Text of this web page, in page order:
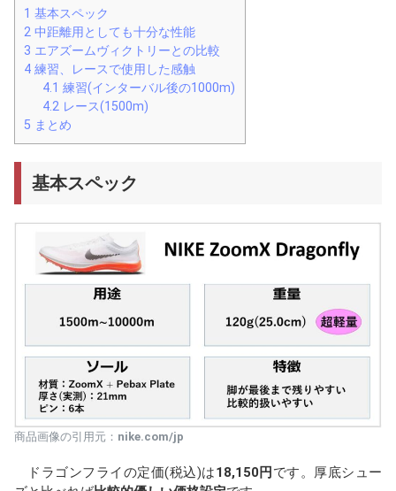
1 基本スペック
2 中距離用としても十分な性能
3 エアズームヴィクトリーとの比較
4 練習、レースで使用した感触
4.1 練習(インターバル後の1000m)
4.2 レース(1500m)
5 まとめ
基本スペック
商品画像の引用元： nike.com/jp
ドラゴンフライの定価(税込)は18,150円 です。厚底シュー